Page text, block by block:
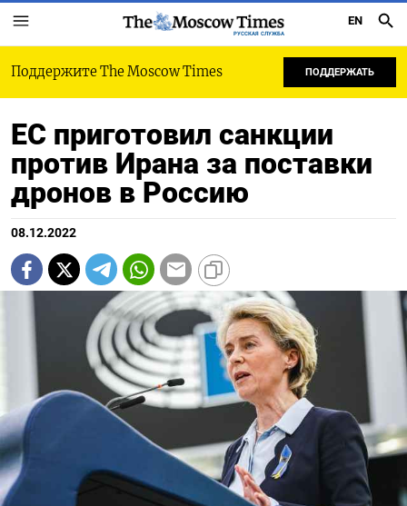
РУССКАЯ СЛУЖБА
EN
Поддержите The Moscow Times ПОДДЕРЖАТЬ
ЕС приготовил санкции
против Ирана за поставки
дронов в Россию
08.12.2022